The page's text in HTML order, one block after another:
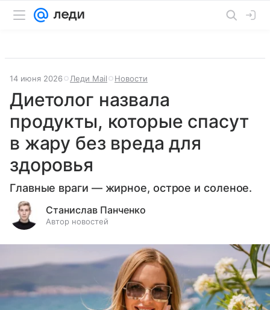
14 июня 2026 Леди Mail Новости
Диетолог назвала
продукты, которые спасут
в жару без вреда для
здоровья
Главные враги — жирное, острое и соленое.
Станислав Панченко
Автор новостей